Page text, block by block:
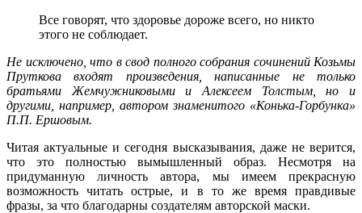
Все говорят, что здоровье дороже всего, но никто
этого не соблюдает.
Не исключено, что в свод полного собрания сочинений Козьмы
Пруткова входят произведения, написанные не только
братьями Жемчужниковыми и Алексеем Толстым, но и
другими, например, автором знаменитого «Конька-Горбунка»
П.П. Ершовым.
Читая актуальные и сегодня высказывания, даже не верится,
что это полностью вымышленный образ. Несмотря на
придуманную личность автора, мы имеем прекрасную
возможность читать острые, и в то же время правдивые
фразы, за что благодарны создателям авторской маски.